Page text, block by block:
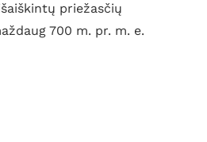
priežasčių
700 m. pr. m. e.